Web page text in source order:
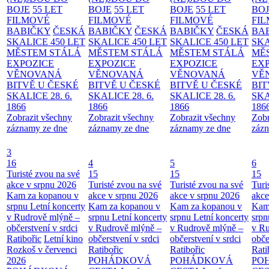
BOJE 55 LET
FILMOVÉ
BABIČKY ČESKÁ
SKALICE 450 LET
MĚSTEM STÁLÁ
EXPOZICE
VĚNOVANÁ
BITVĚ U ČESKÉ
SKALICE 28. 6.
1866
Zobrazit všechny
záznamy ze dne
BOJE 55 LET
FILMOVÉ
BABIČKY ČESKÁ
SKALICE 450 LET
MĚSTEM STÁLÁ
EXPOZICE
VĚNOVANÁ
BITVĚ U ČESKÉ
SKALICE 28. 6.
1866
Zobrazit všechny
záznamy ze dne
BOJE 55 LET
FILMOVÉ
BABIČKY ČESKÁ
SKALICE 450 LET
MĚSTEM STÁLÁ
EXPOZICE
VĚNOVANÁ
BITVĚ U ČESKÉ
SKALICE 28. 6.
1866
Zobrazit všechny
záznamy ze dne
3
16
Turisté zvou na své
akce v srpnu 2026
Kam za kopanou v
srpnu Letní koncerty
v Rudrově mlýně –
občerstvení v srdci
Ratibořic Letní kino
Rozkoš v červenci
2026
4
15
Turisté zvou na své
akce v srpnu 2026
Kam za kopanou v
srpnu Letní koncerty
v Rudrově mlýně –
občerstvení v srdci
Ratibořic
POHÁDKOVÁ
5
15
Turisté zvou na své
akce v srpnu 2026
Kam za kopanou v
srpnu Letní koncerty
v Rudrově mlýně –
občerstvení v srdci
Ratibořic
POHÁDKOVÁ
6
15
v